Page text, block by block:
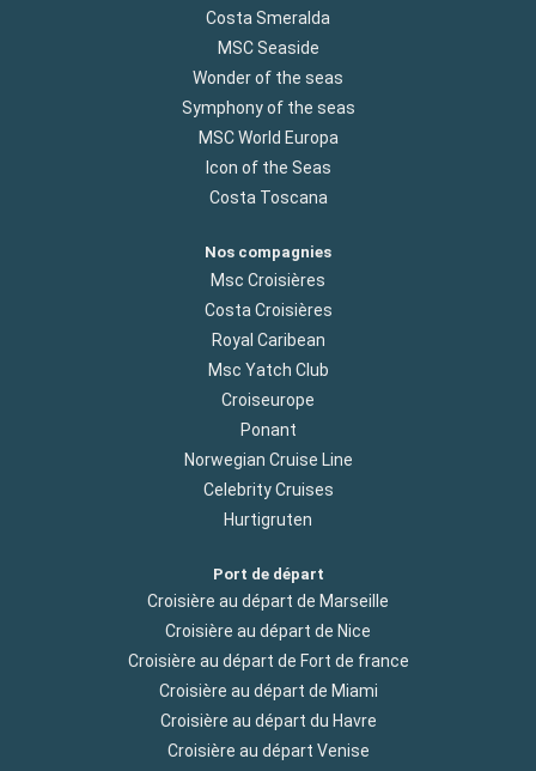
Costa Smeralda
MSC Seaside
Wonder of the seas
Symphony of the seas
MSC World Europa
Icon of the Seas
Costa Toscana
Nos compagnies
Msc Croisières
Costa Croisières
Royal Caribean
Msc Yatch Club
Croiseurope
Ponant
Norwegian Cruise Line
Celebrity Cruises
Hurtigruten
Port de départ
Croisière au départ de Marseille
Croisière au départ de Nice
Croisière au départ de Fort de france
Croisière au départ de Miami
Croisière au départ du Havre
Croisière au départ Venise